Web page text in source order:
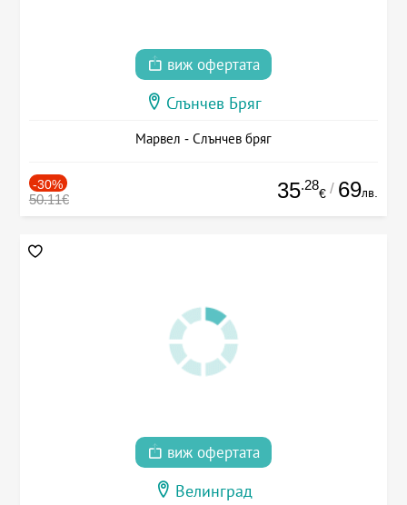
виж офертата
Слънчев Бряг
Марвел - Слънчев бряг
-30%
50.11€ 35.28
€ / 69лв.
виж офертата
Велинград